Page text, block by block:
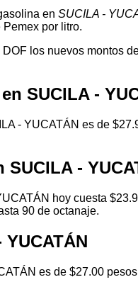
en SUCILA -
por litro.
los nuevos montos
SUCILA -
- YUCATÁN es de
-
hoy cuesta
90 de octanaje.
es de $27.00